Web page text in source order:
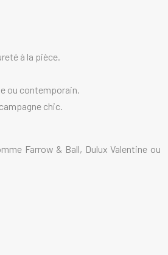
à la pièce.
ou contemporain.
chic.
Farrow & Ball, Dulux Valentine ou